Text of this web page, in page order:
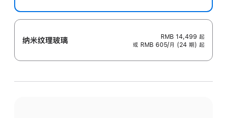
纳米纹理玻璃 RMB 14,499 起
或 RMB 605/月 (24 期) 起